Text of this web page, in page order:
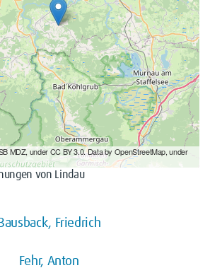
MDZ, under CC BY 3.0. Data by OpenStreetMap, under
von Lindau
Friedrich
Fehr, Anton